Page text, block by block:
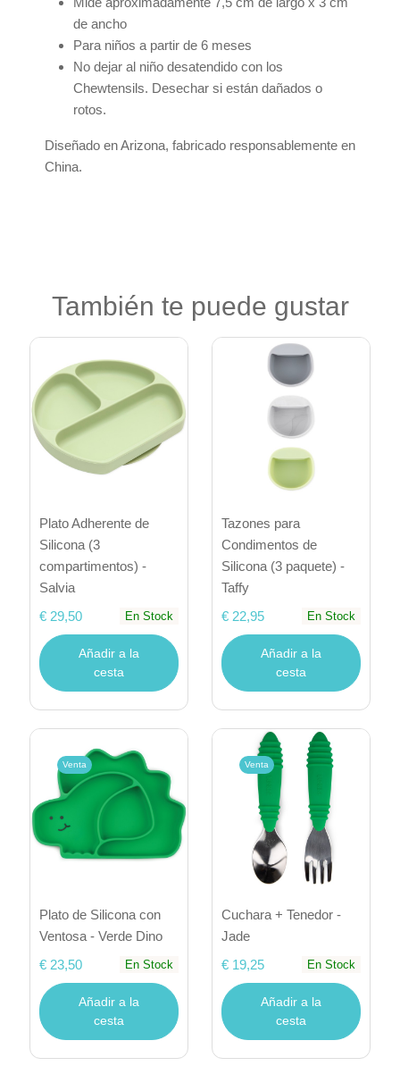
de ancho
Para niños a partir de 6 meses
No dejar al niño desatendido con los
Chewtensils. Desechar si están dañados o
rotos.
Diseñado en Arizona, fabricado responsablemente en
China.
También te puede gustar
Plato Adherente de
Silicona (3
compartimentos) -
Salvia
€ 29,50
En Stock
Añadir a la
cesta
Tazones para
Condimentos de
Silicona (3 paquete) -
Taffy
€ 22,95
En Stock
Añadir a la
cesta
Venta
Plato de Silicona con
Ventosa - Verde Dino
€ 23,50
En Stock
Añadir a la
cesta
Venta
Cuchara + Tenedor -
Jade
€ 19,25
En Stock
Añadir a la
cesta